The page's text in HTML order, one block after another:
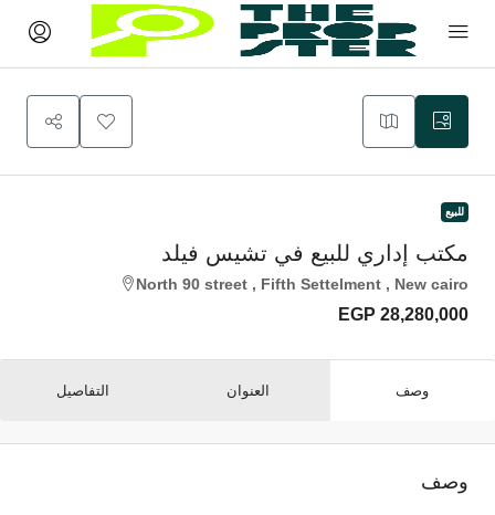
مكتب إداري للبيع في تشيس فيلد
North 90 street , Fifth Settelment , New cairo
EGP 28,280,000
وصف العنوان التفاصيل
وصف